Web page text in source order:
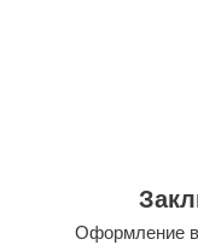
Оформление